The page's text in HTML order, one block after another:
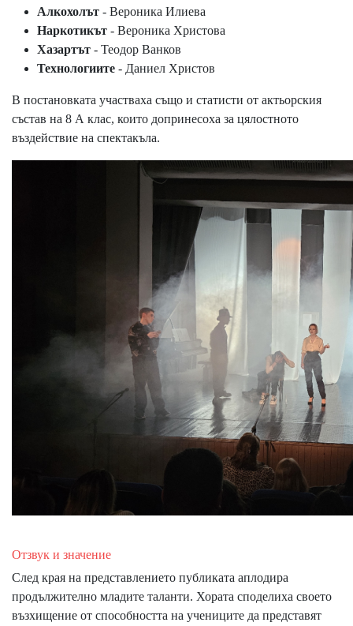
Алкохолът - Вероника Илиева
Наркотикът - Вероника Христова
Хазартът - Теодор Ванков
Технологиите - Даниел Христов
В постановката участваха също и статисти от актьорския
състав на 8 А клас, които допринесоха за цялостното
въздействие на спектакъла.
Отзвук и значение
След края на представлението публиката аплодира
продължително младите таланти. Хората споделиха своето
възхищение от способността на учениците да представят